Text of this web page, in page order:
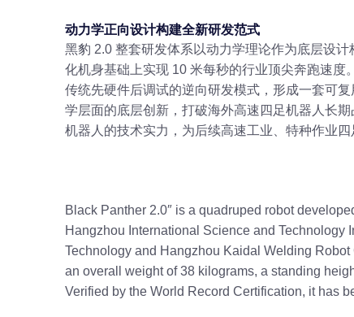
动力学正向设计构建全新研发范式
黑豹 2.0 整套研发体系以动力学理论作为底层设
化机身基础上实现 10 米每秒的行业顶尖奔跑速
传统先硬件后调试的逆向研发模式，形成一套可
学层面的底层创新，打破海外高速四足机器人长
机器人的技术实力，为后续高速工业、特种作业四
Black Panther 2.0″ is a quadruped robot
Hangzhou International Science and
Technology and Hangzhou Kaidal Welding
an overall weight of 38 kilograms, a standing
Verified by the World Record Certification, it has